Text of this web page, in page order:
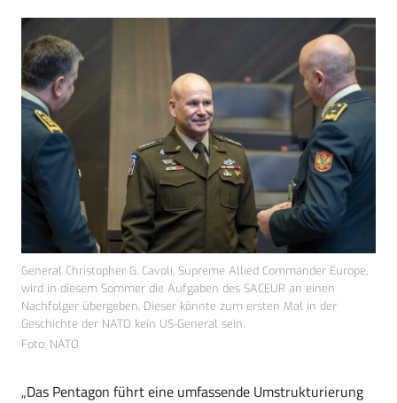
General Christopher G. Cavoli, Supreme Allied Commander Europe,
wird in diesem Sommer die Aufgaben des SACEUR an einen
Nachfolger übergeben. Dieser könnte zum ersten Mal in der
Geschichte der NATO kein US-General sein.
Foto: NATO
„Das Pentagon führt eine umfassende Umstrukturierung